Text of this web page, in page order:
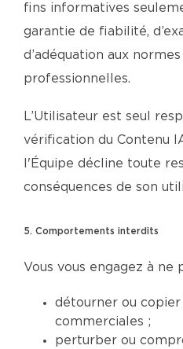
fins informatives
garantie de fiabilité,
d’adéquation aux
professionnelles.
L’Utilisateur est seul
vérification du Contenu
l'Équipe décline toute
conséquences de son
5. Comportements interdits
Vous vous engagez à ne
détourner ou
commerciales ;
perturber ou